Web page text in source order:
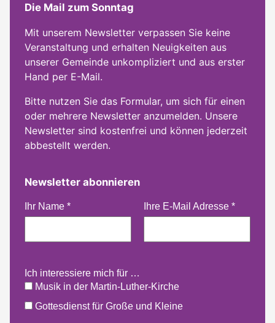
Die Mail zum Sonntag
Mit unserem Newsletter verpassen Sie keine
Veranstaltung und erhalten Neuigkeiten aus
unserer Gemeinde unkompliziert und aus erster
Hand per E-Mail.
Bitte nutzen Sie das Formular, um sich für einen
oder mehrere Newsletter anzumelden. Unsere
Newsletter sind kostenfrei und können jederzeit
abbestellt werden.
Newsletter abonnieren
Ihr Name * Ihre E-Mail Adresse *
Ich interessiere mich für …
Musik in der Martin-Luther-Kirche
Gottesdienst für Große und Kleine